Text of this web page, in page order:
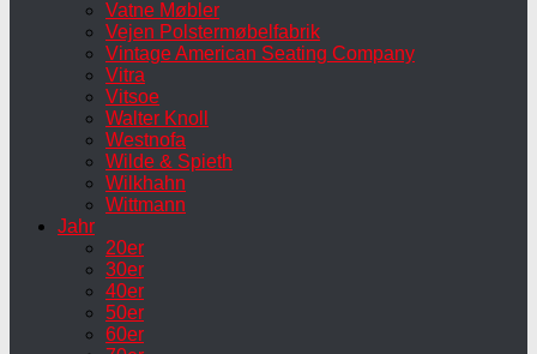
Vatne Møbler
Vejen Polstermøbelfabrik
Vintage American Seating Company
Vitra
Vitsoe
Walter Knoll
Westnofa
Wilde & Spieth
Wilkhahn
Wittmann
Jahr
20er
30er
40er
50er
60er